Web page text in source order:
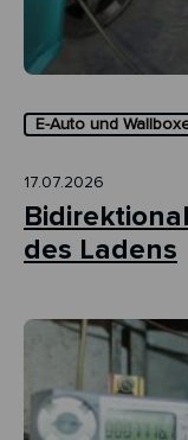
E-Auto und
17.07.2026
des Ladens